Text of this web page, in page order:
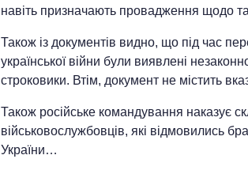
навіть призначають провадження щодо
Також із документів видно, що під час
української війни були виявлені
строковики. Втім, документ не містить
Також російське командування наказує
військовослужбовців, які відмовились
України…